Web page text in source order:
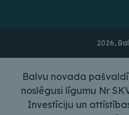
2026,
Balvu novada
noslēgusi līgumu Nr
Investīciju un